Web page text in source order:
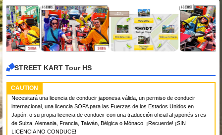
STREET KART Tour HS
CAUTION
Necesitará una licencia de conducir japonesa válida, un permiso de conducir
internacional, una licencia SOFA para las Fuerzas de los Estados Unidos en
Japón, o su propia licencia de conducir con una traducción oficial al japonés si es
de Suiza, Alemania, Francia, Taiwán, Bélgica o Mónaco. ¡Recuerde! ¡SIN
LICENCIA NO CONDUCE!